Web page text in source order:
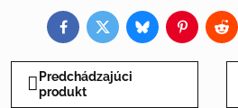
FacebookTwitterBlueskyPinterest
Predchádzajúci
produkt